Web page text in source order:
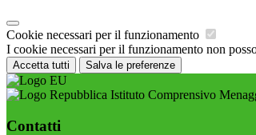
Cookie necessari per il funzionamento
I cookie necessari per il funzionamento non
Accetta tutti Salva le preferenze
Istituto Comprensivo
Contatti